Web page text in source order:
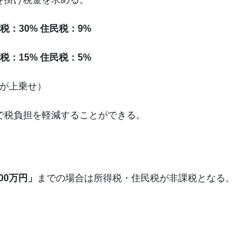
：30% 住民税：9%
15% 住民税：5%
上乗せ）
負担を軽減することができる。
万円」 までの場合は所得税・住民税が非課税となる。